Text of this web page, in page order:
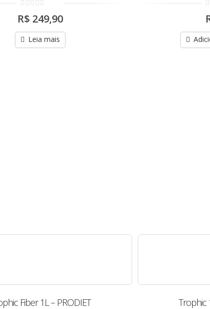
0
out
R$ 249,90
Leia mais
5
Fiber 1L – PRODIET Trophic